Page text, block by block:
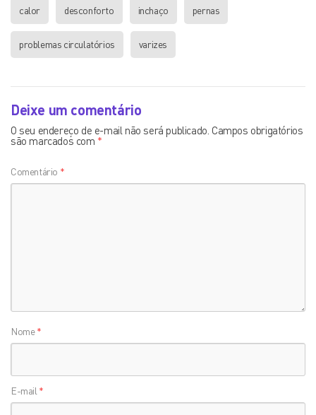
calor desconforto inchaço pernas
problemas circulatórios varizes
Deixe um comentário
O seu endereço de e-mail não será publicado. Campos obrigatórios
são marcados com *
Comentário *
Nome*
E-mail *